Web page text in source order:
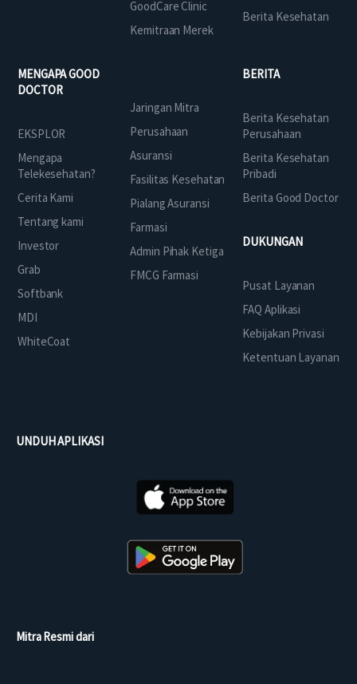
GoodCare Clinic
Kemitraan Merek
Berita Kesehatan
MENGAPA GOOD
DOCTOR
EKSPLOR
Mengapa
Telekesehatan?
Cerita Kami
Tentang kami
Investor
Grab
Softbank
MDI
WhiteCoat
Jaringan Mitra
Perusahaan
Asuransi
Fasilitas Kesehatan
Pialang Asuransi
Farmasi
Admin Pihak Ketiga
FMCG Farmasi
BERITA
Berita Kesehatan
Perusahaan
Berita Kesehatan
Pribadi
Berita Good Doctor
DUKUNGAN
Pusat Layanan
FAQ Aplikasi
Kebijakan Privasi
Ketentuan Layanan
UNDUH APLIKASI
Mitra Resmi dari